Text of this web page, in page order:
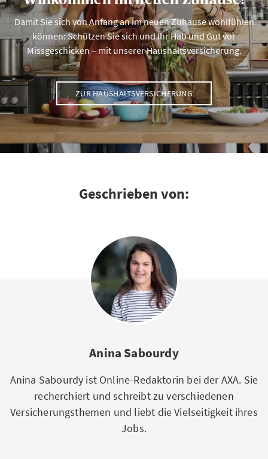
Damit Sie sich von Anfang an im neuen Zuhause wohlfühlen
können: Schützen Sie sich und Ihr Hab und Gut vor
Missgeschicken – mit unserer Haushaltsversicherung.
ZUR HAUSHALTSVERSICHERUNG
Geschrieben von:
Anina Sabourdy
Anina Sabourdy ist Online-Redaktorin bei der AXA. Sie
recherchiert und schreibt zu verschiedenen
Versicherungsthemen und liebt die Vielseitigkeit ihres
Jobs.